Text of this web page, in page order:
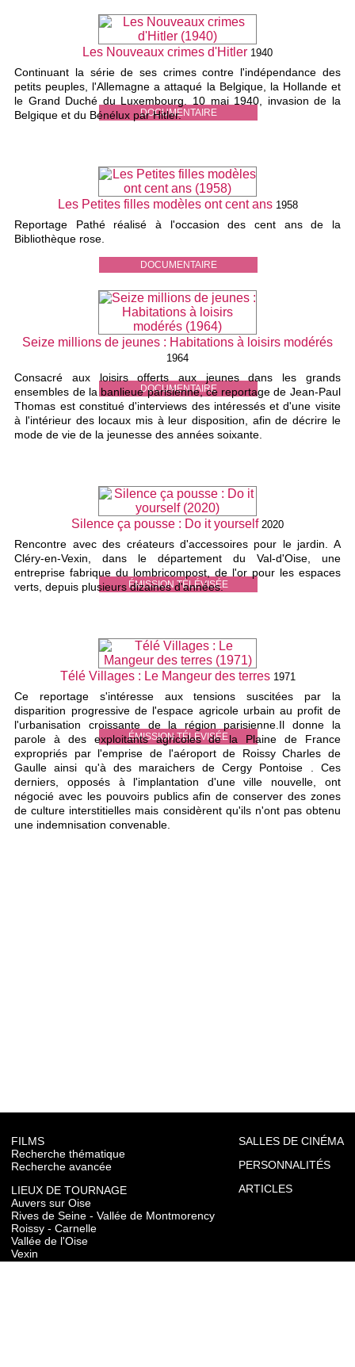
DOCUMENTAIRE
Les Nouveaux crimes d'Hitler 1940
Continuant la série de ses crimes contre l'indépendance des
petits peuples, l'Allemagne a attaqué la Belgique, la Hollande et
le Grand Duché du Luxembourg. 10 mai 1940, invasion de la
Belgique et du Bénélux par Hitler.
DOCUMENTAIRE
Les Petites filles modèles ont cent ans 1958
Reportage Pathé réalisé à l'occasion des cent ans de la
Bibliothèque rose.
DOCUMENTAIRE
Seize millions de jeunes : Habitations à loisirs modérés
1964
Consacré aux loisirs offerts aux jeunes dans les grands
ensembles de la banlieue parisienne, ce reportage de Jean-Paul
Thomas est constitué d'interviews des intéressés et d'une visite
à l'intérieur des locaux mis à leur disposition, afin de décrire le
mode de vie de la jeunesse des années soixante.
ÉMISSION TÉLÉVISÉE
Silence ça pousse : Do it yourself 2020
Rencontre avec des créateurs d'accessoires pour le jardin. A
Cléry-en-Vexin, dans le département du Val-d'Oise, une
entreprise fabrique du lombricompost, de l'or pour les espaces
verts, depuis plusieurs dizaines d'années.
ÉMISSION TÉLÉVISÉE
Télé Villages : Le Mangeur des terres 1971
Ce reportage s'intéresse aux tensions suscitées par la
disparition progressive de l'espace agricole urbain au profit de
l'urbanisation croissante de la région parisienne.Il donne la
parole à des exploitants agricoles de la Plaine de France
expropriés par l'emprise de l'aéroport de Roissy Charles de
Gaulle ainsi qu'à des maraichers de Cergy Pontoise . Ces
derniers, opposés à l'implantation d'une ville nouvelle, ont
négocié avec les pouvoirs publics afin de conserver des zones
de culture interstitielles mais considèrent qu'ils n'ont pas obtenu
une indemnisation convenable.
FILMS
Recherche thématique
Recherche avancée
LIEUX DE TOURNAGE
Auvers sur Oise
Rives de Seine - Vallée de Montmorency
Roissy - Carnelle
Vallée de l'Oise
Vexin
SALLES DE CINÉMA
PERSONNALITÉS
ARTICLES